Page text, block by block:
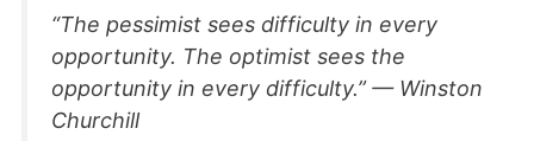
“The pessimist sees difficulty in every
opportunity. The optimist sees the
opportunity in every difficulty.” — Winston
Churchill